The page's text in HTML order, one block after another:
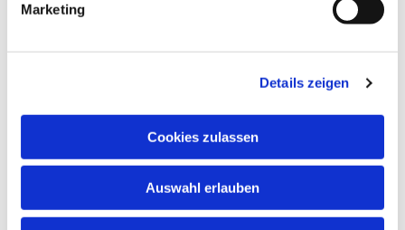
Marketing
Details zeigen
Cookies zulassen
Auswahl erlauben